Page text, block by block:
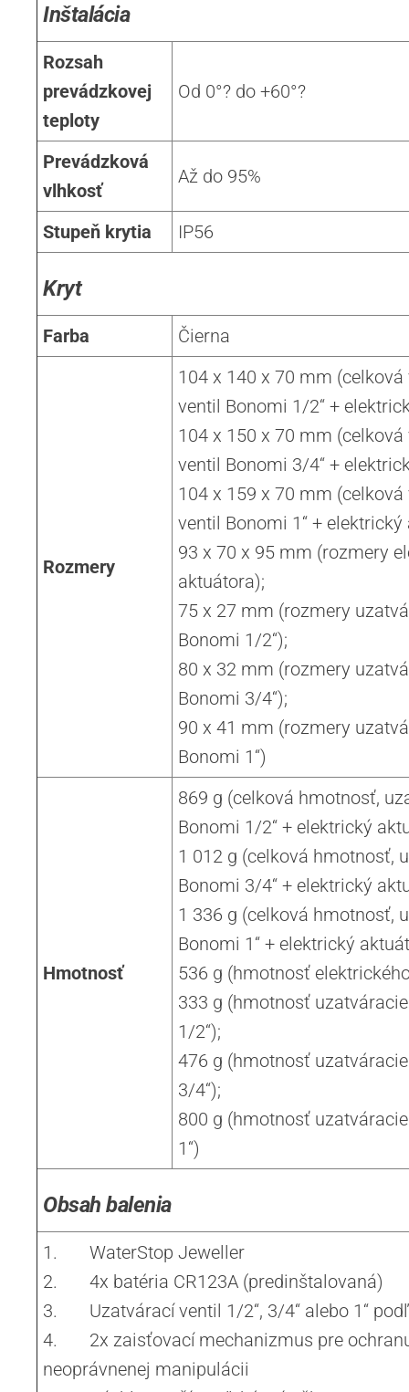
Inštalácia
Rozsah
prevádzkovej
teploty
Od 0°? do +60°?
Prevádzková
vlhkosť
Až do 95%
Stupeň krytia IP56
Kryt
Farba Čierna
Rozmery
104 x 140 x 70 mm
ventil Bonomi 1/2“ +
104 x 150 x 70 mm
ventil Bonomi 3/4“ +
104 x 159 x 70 mm
ventil Bonomi 1“ +
93 x 70 x 95 mm (rozmery
aktuátora);
75 x 27 mm (rozmery
Bonomi 1/2“);
80 x 32 mm (rozmery
Bonomi 3/4“);
90 x 41 mm (rozmery
Bonomi 1“)
Hmotnosť
869 g (celková hmotnosť,
Bonomi 1/2“ + elektrický
1 012 g (celková hmotnosť,
Bonomi 3/4“ + elektrický
1 336 g (celková hmotnosť,
Bonomi 1“ + elektrický
536 g (hmotnosť
333 g (hmotnosť
1/2“);
476 g (hmotnosť
3/4“);
800 g (hmotnosť
1“)
Obsah balenia
1. WaterStop Jeweller
2. 4x batéria CR123A (predinštalovaná)
3. Uzatvárací ventil 1/2“, 3/4“ alebo 1“
4. 2x zaisťovací mechanizmus pre
neoprávnenej manipulácii